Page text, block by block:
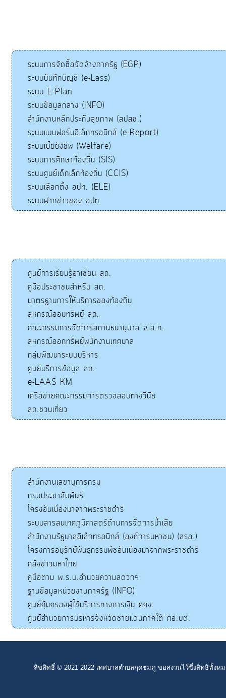
ระบบการจัดซื้อจัดจ้างภาครัฐ (EGP)
ระบบบันทึกบัญชี (e-Lass)
ระบบ E-Plan
ระบบข้อมูลกลาง (INFO)
สำนักงานหลักประกันสุขภาพ (สปสช.)
ระบบแบบฟอร์มอิเล็กทรอนิกส์ (e-Report)
ระบบเบี้ยยังชีพ (Welfare)
ระบบการศึกษาท้องถิ่น (SIS)
ระบบศูนย์เด็กเล็กท้องถิ่น (CCIS)
ระบบเลือกตั้ง อปท. (ELE)
ระบบฝากข่าวของ อปท.
ศูนย์การเรียนรู้อาเซียน สถ.
คู่มือประชาชนสำหรับ สถ.
มาตรฐานการให้บริการของท้องถิ่น
สหกรณ์ออมทรัพย์ สถ.
คณะกรรมการจัดการสถานธนานุบาล จ.ส.ท.
สหกรณ์ออกทรัพย์พนักงานเทศบาล
กลุ่มพัฒนาระบบบริหาร
ศูนย์บริการข้อมูล สถ.
e-LAAS KM
เครือข่ายคณะกรรมการตรวจสอบทางวินัย
สถ.ชวนเที่ยว
สำนักงานเลขานุการกรม
กรมประชาสัมพันธ์
โครงอันเนื่องมาจากพระราชดำริ
ระบบสารสนเทศภูมิศาสตร์ด้านการจัดการน้ำเสีย
สำนักงานรัฐบาลอิเล็กทรอนิกส์ (องค์การมหาชน) (สรอ.)
โครงการอนุรักษ์พันธุกรรมพืชอันเนื่องมาจากพระราชดำริ
คลังข่าวมหาไทย
คู่มือตาม พ.ร.บ.อำนวยความสดวกฯ
ฐานข้อมูลหน่วยงานภาครัฐ (INFO)
ศูนย์คุ้มครองผู้ใช้บริการทางการเงิน ศคง.
ศูนย์อำนวยการบริหารจังหวัดชายแดนภาคใต้ ศอ.บต.
ลิขสิทธิ์ © 2021-2022 เทศบาลตำบลกุดชมภู ขอสงวนไว้ซึ่งสิทธิทั้งห